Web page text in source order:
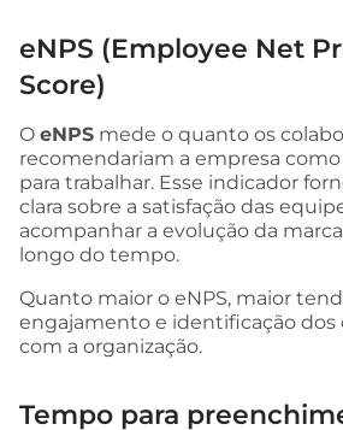
eNPS (Employee Net
Score)
O eNPS mede o quanto os
recomendariam a empresa
para trabalhar. Esse indicador
clara sobre a satisfação das
acompanhar a evolução da
longo do tempo.
Quanto maior o eNPS, maior
engajamento e identificação dos
com a organização.
Tempo para